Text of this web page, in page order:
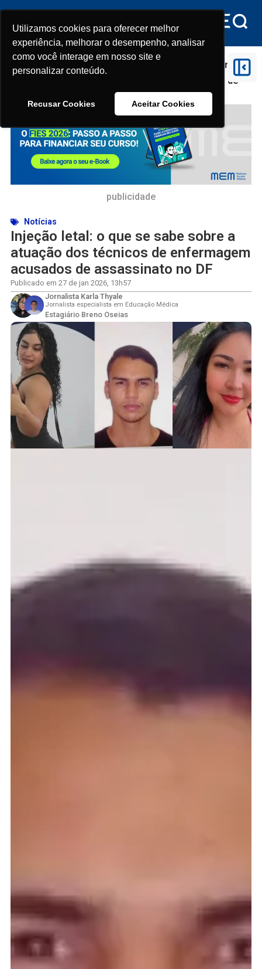
Utilizamos cookies para oferecer melhor
experiência, melhorar o desempenho, analisar
como você interage em nosso site e
personalizar conteúdo.
Recusar Cookies Aceitar Cookies
Utilizamos cookies para oferecer melhor
experiência, melhorar o desempenho, analisar
como você interage em nosso site e
personalizar conteúdo.
Recusar Cookies Aceitar Cookies
Notícias >Injeção letal: o que se sabe sobre a
atuação dos técnicos de enfermagem acusados de
publicidade
Notícias
Injeção letal: o que se sabe sobre a
atuação dos técnicos de enfermagem
acusados de assassinato no DF
Publicado em 27 de jan 2026, 13h57
Jornalista Karla Thyale
Jornalista especialista em Educação Médica
Estagiário Breno Oseias